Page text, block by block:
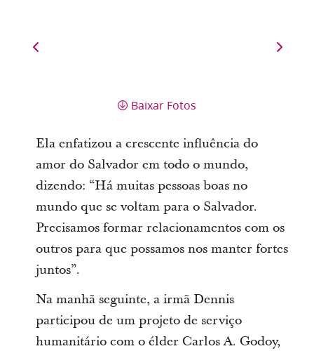
Baixar Fotos
Ela enfatizou a crescente influência do
amor do Salvador em todo o mundo,
dizendo: “Há muitas pessoas boas no
mundo que se voltam para o Salvador.
Precisamos formar relacionamentos com os
outros para que possamos nos manter fortes
juntos”.
Na manhã seguinte, a irmã Dennis
participou de um projeto de serviço
humanitário com o élder Carlos A. Godoy,